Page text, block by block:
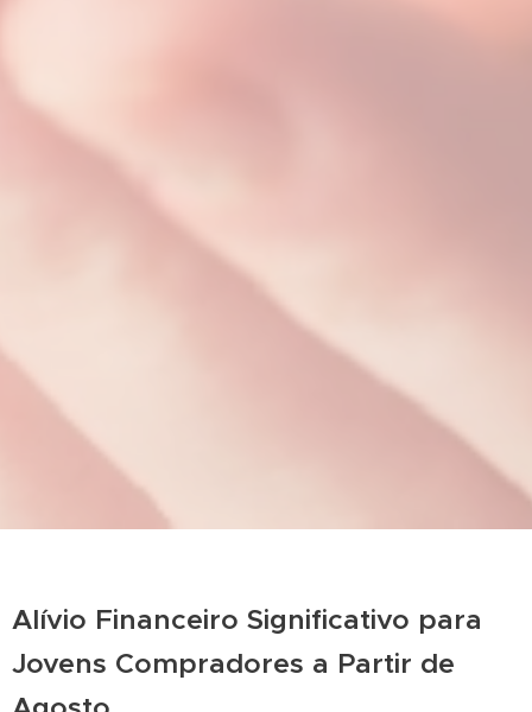
Alívio Financeiro Significativo para
Jovens Compradores a Partir de